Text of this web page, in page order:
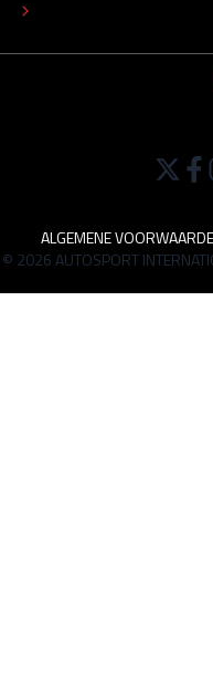
ALGEMENE
© 2026 AUTOSPORT